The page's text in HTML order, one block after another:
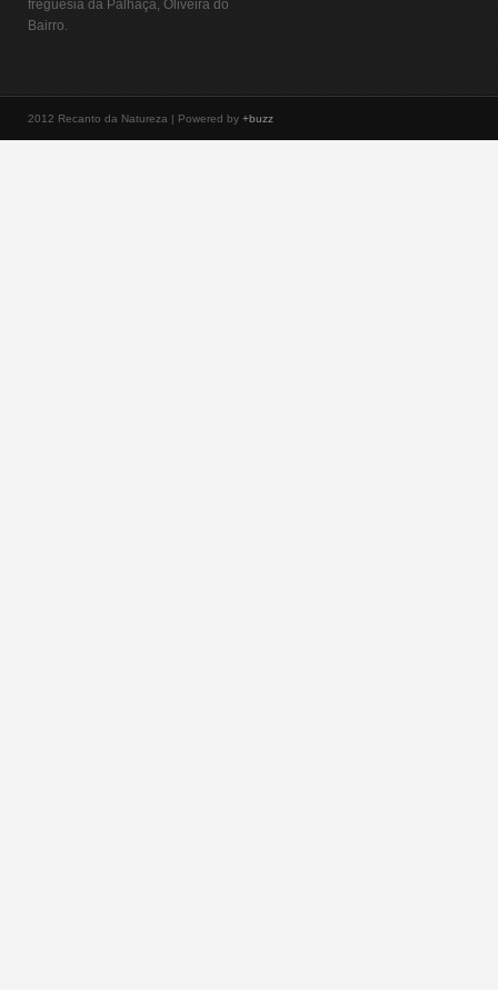
freguesia da Palhaça, Oliveira do
Bairro.
2012 Recanto da Natureza | Powered by +buzz